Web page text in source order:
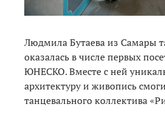
Людмила Бутаева из Самары
оказалась в числе первых
ЮНЕСКО. Вместе с ней
архитектуру и живопись
танцевального коллектива